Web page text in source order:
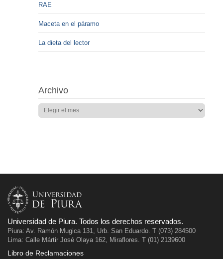
RAE
Maceta en el páramo
La dieta del lector
Archivo
Universidad de Piura. Todos los derechos reservados.
Piura: Av. Ramón Mugica 131, Urb. San Eduardo. T (073) 284500
Lima: Calle Mártir José Olaya 162, Miraflores. T (01) 2139600
Libro de Reclamaciones